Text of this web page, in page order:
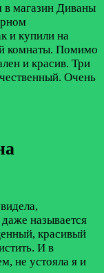
магазин Диваны
и купили на
комнаты. Помимо
и красив. Три
Очень
называется
красивый
И в
не устояла я и